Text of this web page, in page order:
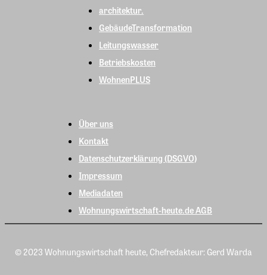
architektur.
GebäudeTransformation
Leitungswasser
Betriebskosten
WohnenPLUS
Über uns
Kontakt
Datenschutzerklärung (DSGVO)
Impressum
Mediadaten
Wohnungswirtschaft-heute.de AGB
© 2023 Wohnungswirtschaft heute, Chefredakteur: Gerd Warda